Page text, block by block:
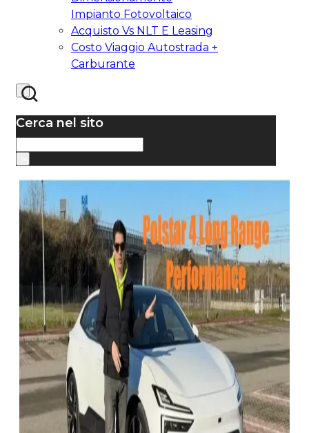
Impianto Fotovoltaico
Acquisto Vs NLT E Leasing
Costo Viaggio Autostrada +
Carburante
Cerca nel sito